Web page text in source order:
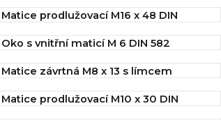
IHNED k odeslání
27,90 Kč
Koupit
Matice prodlužovací M16 x 48 DIN
IHNED k odeslání
11,97 Kč
Koupit
Oko s vnitřní maticí M 6 DIN 582
IHNED k odeslání
9,00 Kč
Matice závrtná M8 x 13 s límcem
IHNED k odeslání
4,24 Kč
Matice prodlužovací M10 x 30 DIN